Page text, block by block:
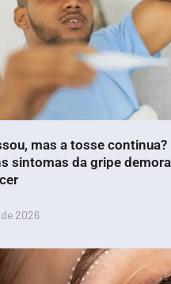
mas a tosse
sintomas da gripe
2026